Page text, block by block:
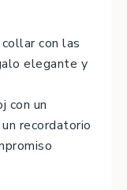
con las
elegante y
con un
recordatorio